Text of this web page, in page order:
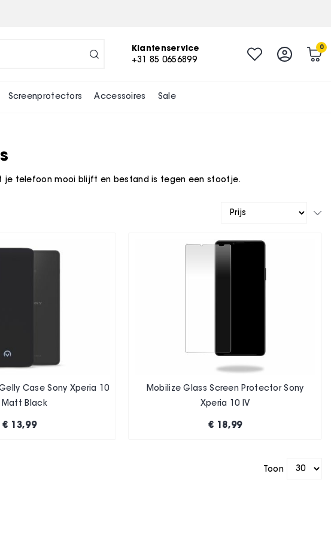
Klantenservice
+31 85 0656899
0
Screenprotectors Accessoires Sale
je telefoon mooi blijft en bestand is tegen een stootje.
Case Sony Xperia 10
Matt Black
€ 13,99
Mobilize Glass Screen Protector Sony
Xperia 10 IV
€ 18,99
Toon